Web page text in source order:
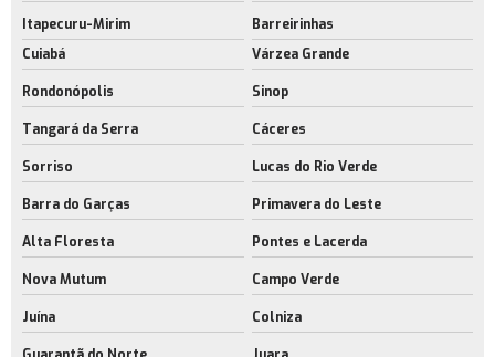
Itapecuru-Mirim
Barreirinhas
Cuiabá
Várzea Grande
Rondonópolis Sinop
Tangará da Serra Cáceres
Sorriso Lucas do Rio Verde
Barra do Garças Primavera do Leste
Alta Floresta Pontes e Lacerda
Nova Mutum Campo Verde
Juína Colniza